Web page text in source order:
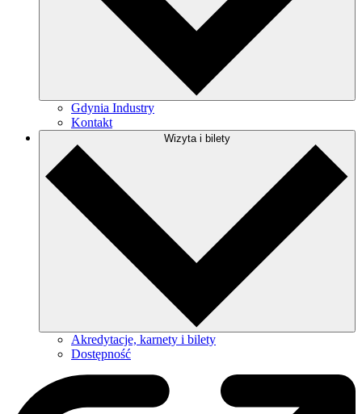
Gdynia Industry
Kontakt
Wizyta i bilety
Akredytacje, karnety i bilety
Dostępność